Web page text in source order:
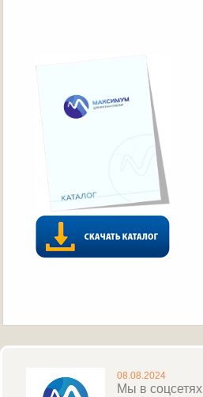
08.08.2024
Мы в соцсетях